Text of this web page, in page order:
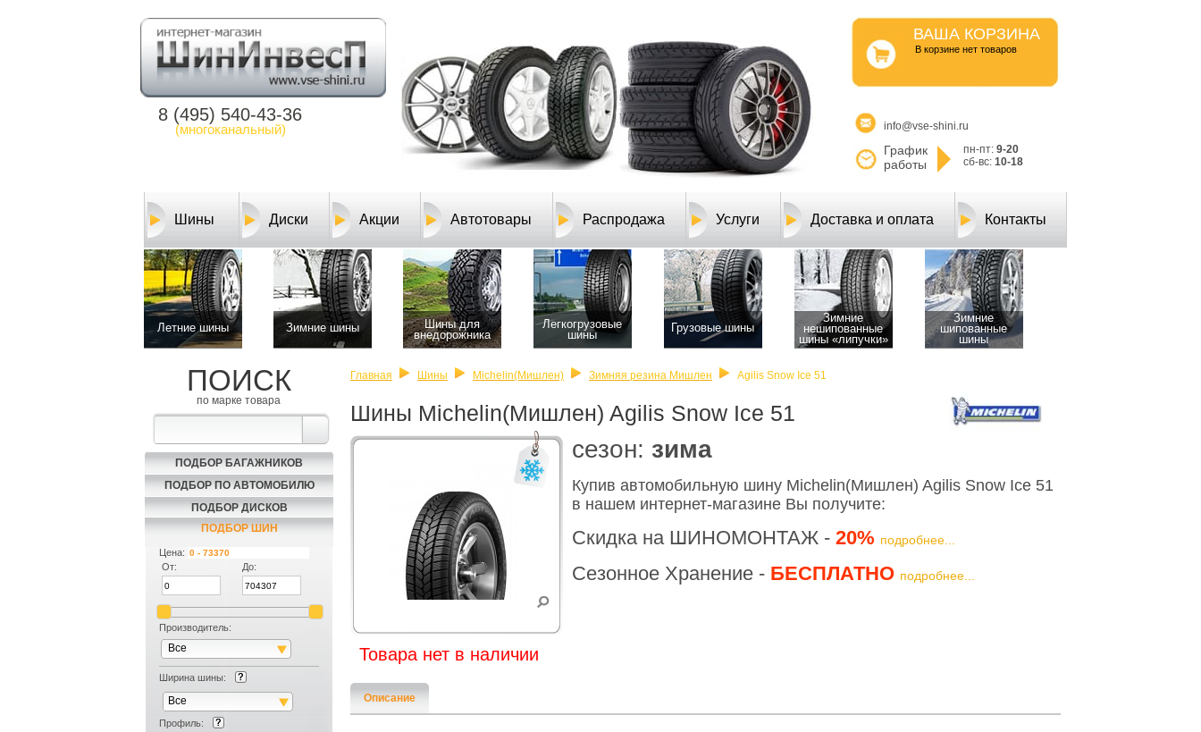
8 (495) 540-43-36
(многоканальный)
ВАША КОРЗИНА
B корзине нет товаров
info@vse-shini.ru
График
работы
пн-пт: 9-20
сб-вс: 10-18
Шины Диски Акции Автотовары Распродажа Услуги Доставка и оплата Контакты
Летние шины Зимние шины
Шины для
внедорожника
Легкогрузовые
шины
Грузовые шины
Зимние
нешипованные
шины «липучки»
Зимние
шипованные
шины
ПОИСК
по марке товара
ПОДБОР БАГАЖНИКОВ
ПОДБОР ПО АВТОМОБИЛЮ
ПОДБОР ДИСКОВ
ПОДБОР ШИН
Цена:
От:
До:
Производитель:
Все
Ширина шины:
Все
Профиль:
Главная Шины Michelin(Мишлен) Зимняя резина Мишлен Agilis Snow Ice 51
Шины Michelin(Мишлен) Agilis Snow Ice 51
cезон: зима
Купив автомобильную шину Michelin(Мишлен) Agilis Snow Ice 51
в нашем интернет-магазине Вы получите:
Скидка на ШИНОМОНТАЖ - 20% подробнее...
Сезонное Хранение - БЕСПЛАТНО подробнее...
Товара нет в наличии
Описание